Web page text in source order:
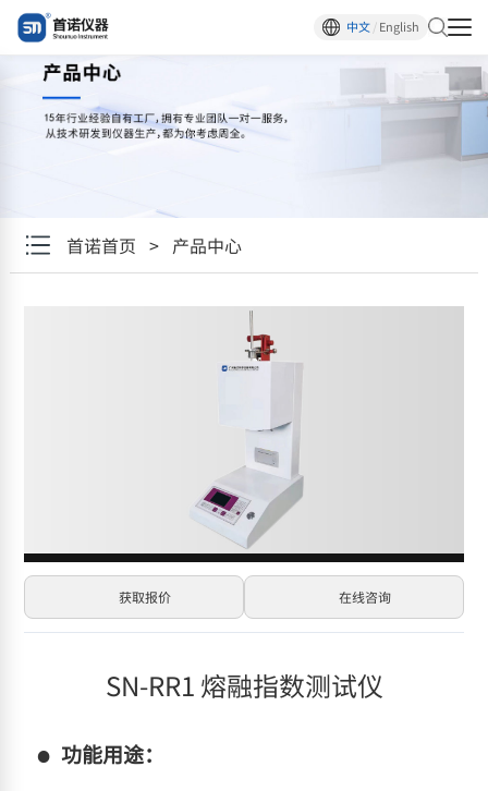
中文/English
首诺首页 > 产品中心
获取报价 在线咨询
SN-RR1 熔融指数测试仪
功能用途：